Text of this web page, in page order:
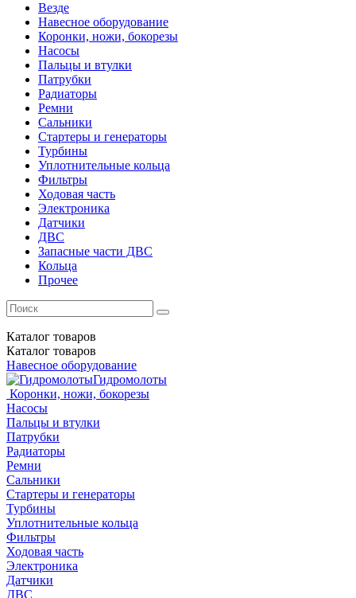
Везде
Навесное оборудование
Коронки, ножи, бокорезы
Насосы
Пальцы и втулки
Патрубки
Радиаторы
Ремни
Сальники
Стартеры и генераторы
Турбины
Уплотнительные кольца
Фильтры
Ходовая часть
Электроника
Датчики
ДВС
Запасные части ДВС
Кольца
Прочее
Каталог товаров
Каталог товаров
Навесное оборудование
Гидромолоты
Коронки, ножи, бокорезы
Насосы
Пальцы и втулки
Патрубки
Радиаторы
Ремни
Сальники
Стартеры и генераторы
Турбины
Уплотнительные кольца
Фильтры
Ходовая часть
Электроника
Датчики
ДВС